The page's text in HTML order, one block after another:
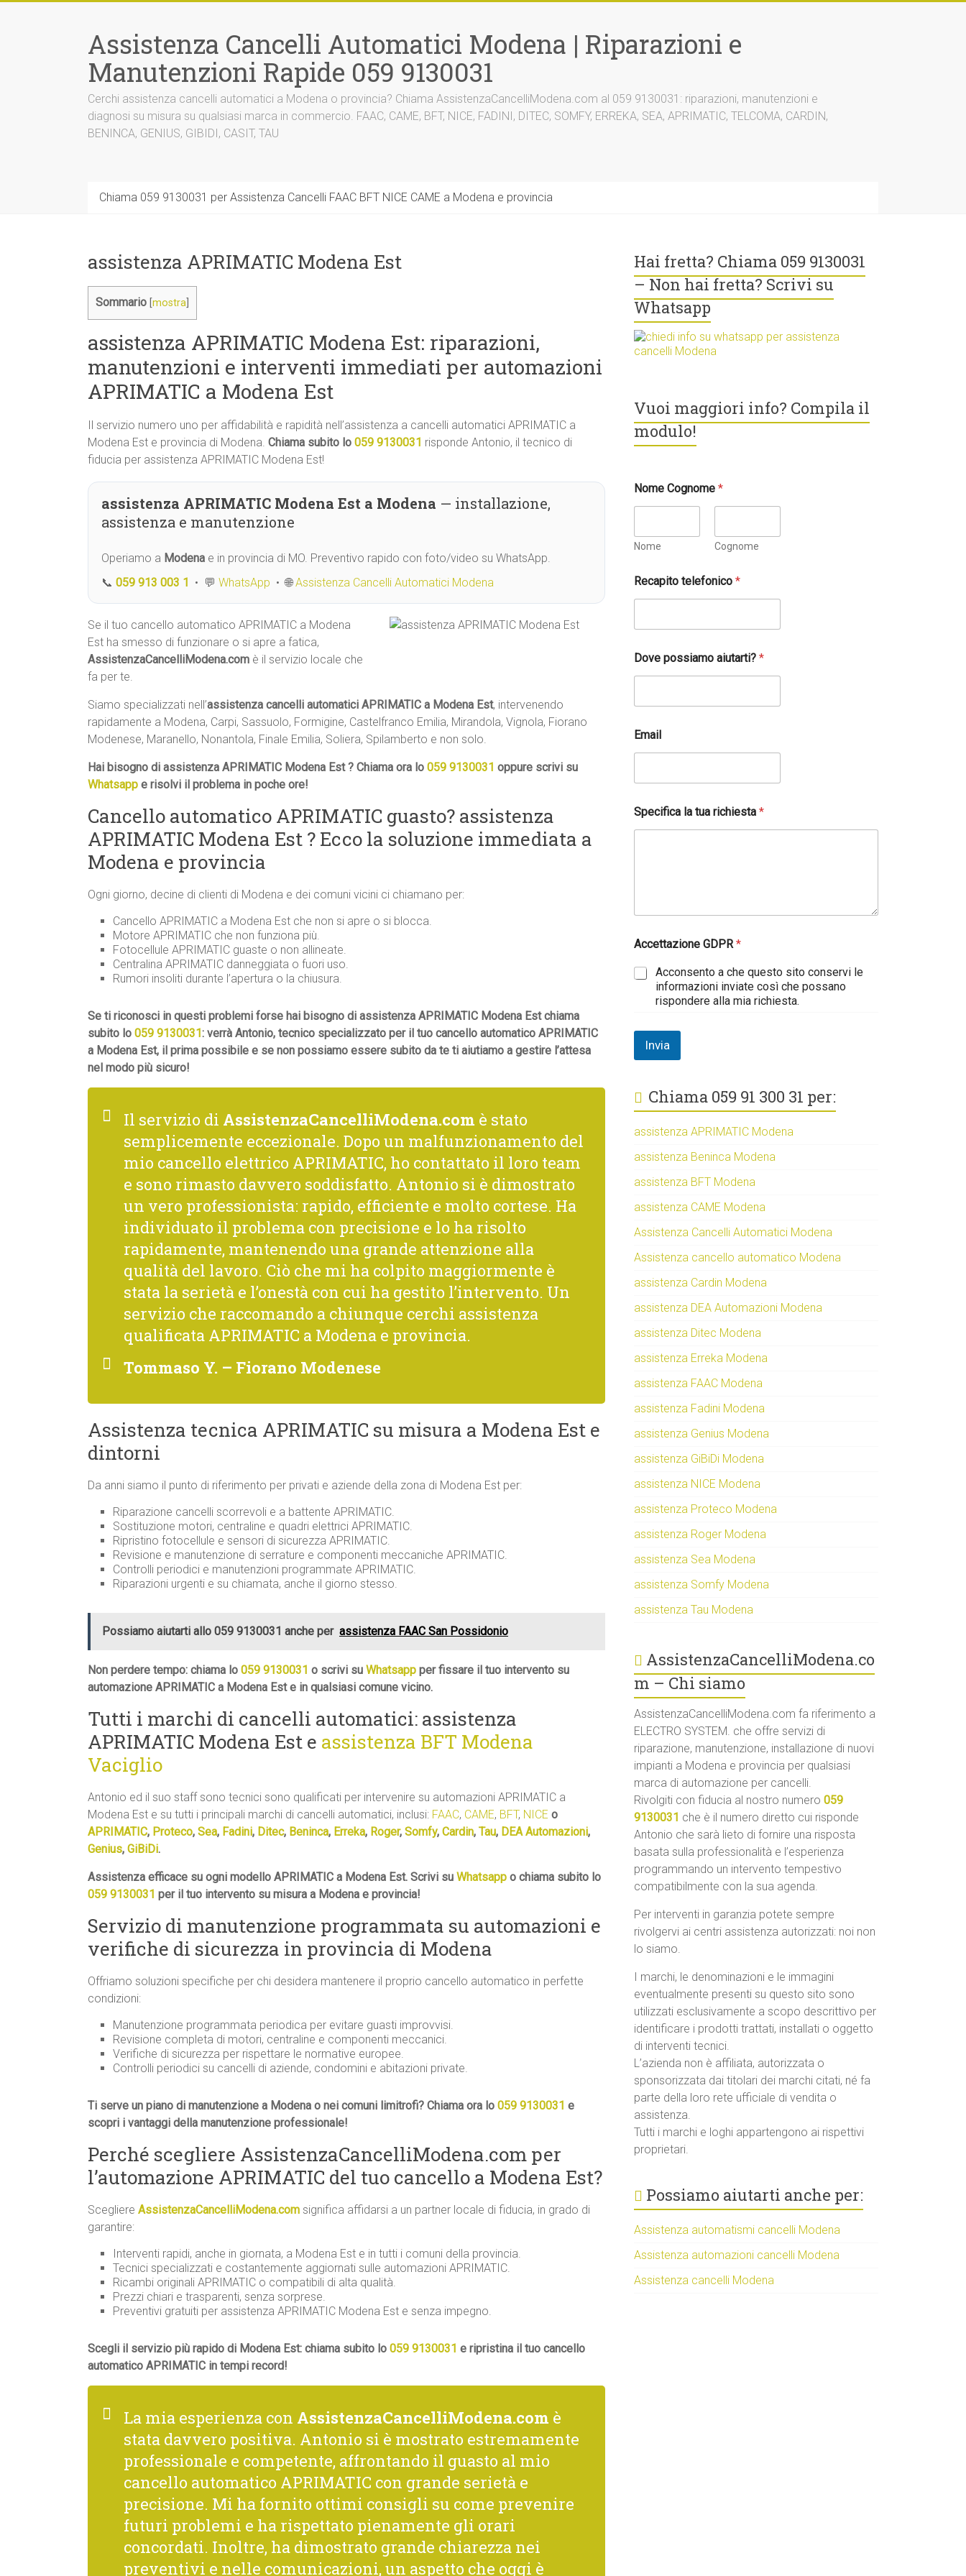
Assistenza Cancelli Automatici Modena | Riparazioni e
Manutenzioni Rapide 059 9130031
Cerchi assistenza cancelli automatici a Modena o provincia? Chiama AssistenzaCancelliModena.com al 059 9130031: riparazioni, manutenzioni e
diagnosi su misura su qualsiasi marca in commercio. FAAC, CAME, BFT, NICE, FADINI, DITEC, SOMFY, ERREKA, SEA, APRIMATIC, TELCOMA, CARDIN,
BENINCA, GENIUS, GIBIDI, CASIT, TAU
Chiama 059 9130031 per Assistenza Cancelli FAAC BFT NICE CAME a Modena e provincia
assistenza APRIMATIC Modena Est
Sommario mostra
assistenza APRIMATIC Modena Est: riparazioni,
manutenzioni e interventi immediati per automazioni
APRIMATIC a Modena Est
Il servizio numero uno per affidabilità e rapidità nell’assistenza a cancelli automatici APRIMATIC a
Modena Est e provincia di Modena. Chiama subito lo 059 9130031 risponde Antonio, il tecnico di
fiducia per assistenza APRIMATIC Modena Est!
assistenza APRIMATIC Modena Est a Modena — installazione,
assistenza e manutenzione
Operiamo a Modena e in provincia di MO. Preventivo rapido con foto/video su WhatsApp.
📞 059 913 003 1 • 💬 WhatsApp • 🌐Assistenza Cancelli Automatici Modena
Se il tuo cancello automatico APRIMATIC a Modena
Est ha smesso di funzionare o si apre a fatica,
AssistenzaCancelliModena.com è il servizio locale che
fa per te.
Siamo specializzati nell’assistenza cancelli automatici APRIMATIC a Modena Est, intervenendo
rapidamente a Modena, Carpi, Sassuolo, Formigine, Castelfranco Emilia, Mirandola, Vignola, Fiorano
Modenese, Maranello, Nonantola, Finale Emilia, Soliera, Spilamberto e non solo.
Hai bisogno di assistenza APRIMATIC Modena Est ? Chiama ora lo 059 9130031 oppure scrivi su
Whatsapp e risolvi il problema in poche ore!
Cancello automatico APRIMATIC guasto? assistenza
APRIMATIC Modena Est ? Ecco la soluzione immediata a
Modena e provincia
Ogni giorno, decine di clienti di Modena e dei comuni vicini ci chiamano per:
Cancello APRIMATIC a Modena Est che non si apre o si blocca.
Motore APRIMATIC che non funziona più.
Fotocellule APRIMATIC guaste o non allineate.
Centralina APRIMATIC danneggiata o fuori uso.
Rumori insoliti durante l’apertura o la chiusura.
Se ti riconosci in questi problemi forse hai bisogno di assistenza APRIMATIC Modena Est chiama
subito lo 059 9130031 : verrà Antonio, tecnico specializzato per il tuo cancello automatico APRIMATIC
a Modena Est, il prima possibile e se non possiamo essere subito da te ti aiutiamo a gestire l’attesa
nel modo più sicuro!
Il servizio di AssistenzaCancelliModena.com è stato
semplicemente eccezionale. Dopo un malfunzionamento del
mio cancello elettrico APRIMATIC, ho contattato il loro team
e sono rimasto davvero soddisfatto. Antonio si è dimostrato
un vero professionista: rapido, efficiente e molto cortese. Ha
individuato il problema con precisione e lo ha risolto
rapidamente, mantenendo una grande attenzione alla
qualità del lavoro. Ciò che mi ha colpito maggiormente è
stata la serietà e l’onestà con cui ha gestito l’intervento. Un
servizio che raccomando a chiunque cerchi assistenza
qualificata APRIMATIC a Modena e provincia.
Tommaso Y. – Fiorano Modenese
Assistenza tecnica APRIMATIC su misura a Modena Est e
dintorni
Da anni siamo il punto di riferimento per privati e aziende della zona di Modena Est per:
Riparazione cancelli scorrevoli e a battente APRIMATIC.
Sostituzione motori, centraline e quadri elettrici APRIMATIC.
Ripristino fotocellule e sensori di sicurezza APRIMATIC.
Revisione e manutenzione di serrature e componenti meccaniche APRIMATIC.
Controlli periodici e manutenzioni programmate APRIMATIC.
Riparazioni urgenti e su chiamata, anche il giorno stesso.
Possiamo aiutarti allo 059 9130031 anche per assistenza FAAC San Possidonio
Non perdere tempo: chiama lo 059 9130031 o scrivi su Whatsapp per fissare il tuo intervento su
automazione APRIMATIC a Modena Est e in qualsiasi comune vicino.
Tutti i marchi di cancelli automatici: assistenza
APRIMATIC Modena Est e assistenza BFT Modena
Vaciglio
Antonio ed il suo staff sono tecnici sono qualificati per intervenire su automazioni APRIMATIC a
Modena Est e su tutti i principali marchi di cancelli automatici, inclusi: FAAC, CAME, BFT, NICE o
APRIMATIC, Proteco, Sea, Fadini, Ditec, Beninca, Erreka, Roger, Somfy, Cardin, Tau, DEA Automazioni,
Genius, GiBiDi.
Assistenza efficace su ogni modello APRIMATIC a Modena Est. Scrivi su Whatsapp o chiama subito lo
059 9130031 per il tuo intervento su misura a Modena e provincia!
Servizio di manutenzione programmata su automazioni e
verifiche di sicurezza in provincia di Modena
Offriamo soluzioni specifiche per chi desidera mantenere il proprio cancello automatico in perfette
condizioni:
Manutenzione programmata periodica per evitare guasti improvvisi.
Revisione completa di motori, centraline e componenti meccanici.
Verifiche di sicurezza per rispettare le normative europee.
Controlli periodici su cancelli di aziende, condomini e abitazioni private.
Ti serve un piano di manutenzione a Modena o nei comuni limitrofi? Chiama ora lo 059 9130031 e
scopri i vantaggi della manutenzione professionale!
Perché scegliere AssistenzaCancelliModena.com per
l’automazione APRIMATIC del tuo cancello a Modena Est?
Scegliere AssistenzaCancelliModena.com significa affidarsi a un partner locale di fiducia, in grado di
garantire:
Interventi rapidi, anche in giornata, a Modena Est e in tutti i comuni della provincia.
Tecnici specializzati e costantemente aggiornati sulle automazioni APRIMATIC.
Ricambi originali APRIMATIC o compatibili di alta qualità.
Prezzi chiari e trasparenti, senza sorprese.
Preventivi gratuiti per assistenza APRIMATIC Modena Est e senza impegno.
Scegli il servizio più rapido di Modena Est: chiama subito lo 059 9130031 e ripristina il tuo cancello
automatico APRIMATIC in tempi record!
La mia esperienza con AssistenzaCancelliModena.com è
stata davvero positiva. Antonio si è mostrato estremamente
professionale e competente, affrontando il guasto al mio
cancello automatico APRIMATIC con grande serietà e
precisione. Mi ha fornito ottimi consigli su come prevenire
futuri problemi e ha rispettato pienamente gli orari
concordati. Inoltre, ha dimostrato grande chiarezza nei
preventivi e nelle comunicazioni, un aspetto che oggi è
Hai fretta? Chiama 059 9130031
– Non hai fretta? Scrivi su
Whatsapp
Vuoi maggiori info? Compila il
modulo!
Nome Cognome*
Nome Cognome
Recapito telefonico*
Dove possiamo aiutarti?*
Email
o
v
n
i
c
o
n
m
Specifica la tua richiesta*
Accettazione GDPR*
Acconsento a che questo sito conservi le
informazioni inviate così che possano
rispondere alla mia richiesta.
Invia
Chiama 059 91 300 31 per:
assistenza APRIMATIC Modena
assistenza Beninca Modena
assistenza BFT Modena
assistenza CAME Modena
Assistenza Cancelli Automatici Modena
Assistenza cancello automatico Modena
assistenza Cardin Modena
assistenza DEA Automazioni Modena
assistenza Ditec Modena
assistenza Erreka Modena
assistenza FAAC Modena
assistenza Fadini Modena
assistenza Genius Modena
assistenza GiBiDi Modena
assistenza NICE Modena
assistenza Proteco Modena
assistenza Roger Modena
assistenza Sea Modena
assistenza Somfy Modena
assistenza Tau Modena
AssistenzaCancelliModena.co
m – Chi siamo
AssistenzaCancelliModena.com fa riferimento a
ELECTRO SYSTEM. che offre servizi di
riparazione, manutenzione, installazione di nuovi
impianti a Modena e provincia per qualsiasi
marca di automazione per cancelli.
Rivolgiti con fiducia al nostro numero059
9130031 che è il numero diretto cui risponde
Antonio che sarà lieto di fornire una risposta
basata sulla professionalità e l’esperienza
programmando un intervento tempestivo
compatibilmente con la sua agenda.
Per interventi in garanzia potete sempre
rivolgervi ai centri assistenza autorizzati: noi non
lo siamo.
I marchi, le denominazioni e le immagini
eventualmente presenti su questo sito sono
utilizzati esclusivamente a scopo descrittivo per
identificare i prodotti trattati, installati o oggetto
di interventi tecnici.
L’azienda non è affiliata, autorizzata o
sponsorizzata dai titolari dei marchi citati, né fa
parte della loro rete ufficiale di vendita o
assistenza.
Tutti i marchi e loghi appartengono ai rispettivi
proprietari.
Possiamo aiutarti anche per:
Assistenza automatismi cancelli Modena
Assistenza automazioni cancelli Modena
Assistenza cancelli Modena